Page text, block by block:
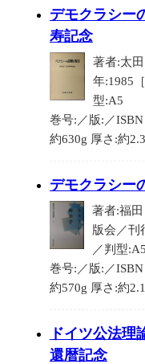
デモクラシー
寿記念
著者:太
年:1985
型:A5
巻号:／版:／
約630g 厚さ:約
デモクラシー
著者:福
版会／刊
／判型:A5
巻号:／版:／
約570g 厚さ:約
ドイツ公法
還暦記念